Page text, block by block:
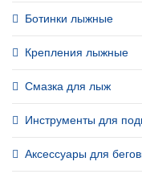
Ботинки лыжные
Крепления лыжные
Смазка для лыж
Инструменты для
Аксессуары для